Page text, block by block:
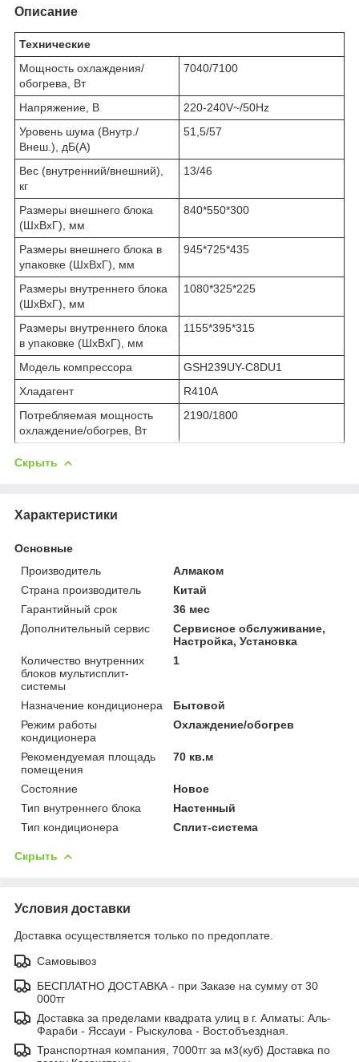
Описание
Технические
Мощность охлаждения/
обогрева, Вт
7040/7100
Напряжение, В
220-240V~/50Hz
Уровень шума (Внутр./
Внеш.), дБ(А)
51,5/57
Вес (внутренний/внешний),
кг
13/46
Размеры внешнего блока
(ШхВхГ), мм
840*550*300
Размеры внешнего блока в
упаковке (ШхВхГ), мм
945*725*435
Размеры внутреннего блока
(ШхВхГ), мм
1080*325*225
Размеры внутреннего блока
в упаковке (ШхВхГ), мм
1155*395*315
Модель компрессора
GSH239UY-C8DU1
Хладагент
R410A
Потребляемая мощность
охлаждение/обогрев, Вт
2190/1800
Скрыть
Характеристики
Основные
Производитель
Алмаком
Страна производитель
Китай
Гарантийный срок
36 мес
Дополнительный сервис
Сервисное обслуживание,
Настройка, Установка
Количество внутренних
блоков мультисплит-
системы
1
Назначение кондиционера
Бытовой
Режим работы
кондиционера
Охлаждение/обогрев
Рекомендуемая площадь
помещения
70 кв.м
Состояние
Новое
Тип внутреннего блока
Настенный
Тип кондиционера
Сплит-система
Скрыть
Условия доставки
Доставка осуществляется только по предоплате.
Самовывоз
БЕСПЛАТНО ДОСТАВКА - при Заказе на сумму от 30
000тг
Доставка за пределами квадрата улиц в г. Алматы: Аль-
Фараби - Яссауи - Рыскулова - Вост.объездная.
Транспортная компания, 7000тг за м3(куб) Доставка по